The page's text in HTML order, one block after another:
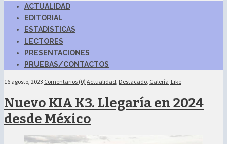
ACTUALIDAD
EDITORIAL
ESTADISTICAS
LECTORES
PRESENTACIONES
PRUEBAS/CONTACTOS
16 agosto, 2023 Comentarios (0) Actualidad, Destacado, Galería Like
Nuevo KIA K3. Llegaría en 2024
desde México